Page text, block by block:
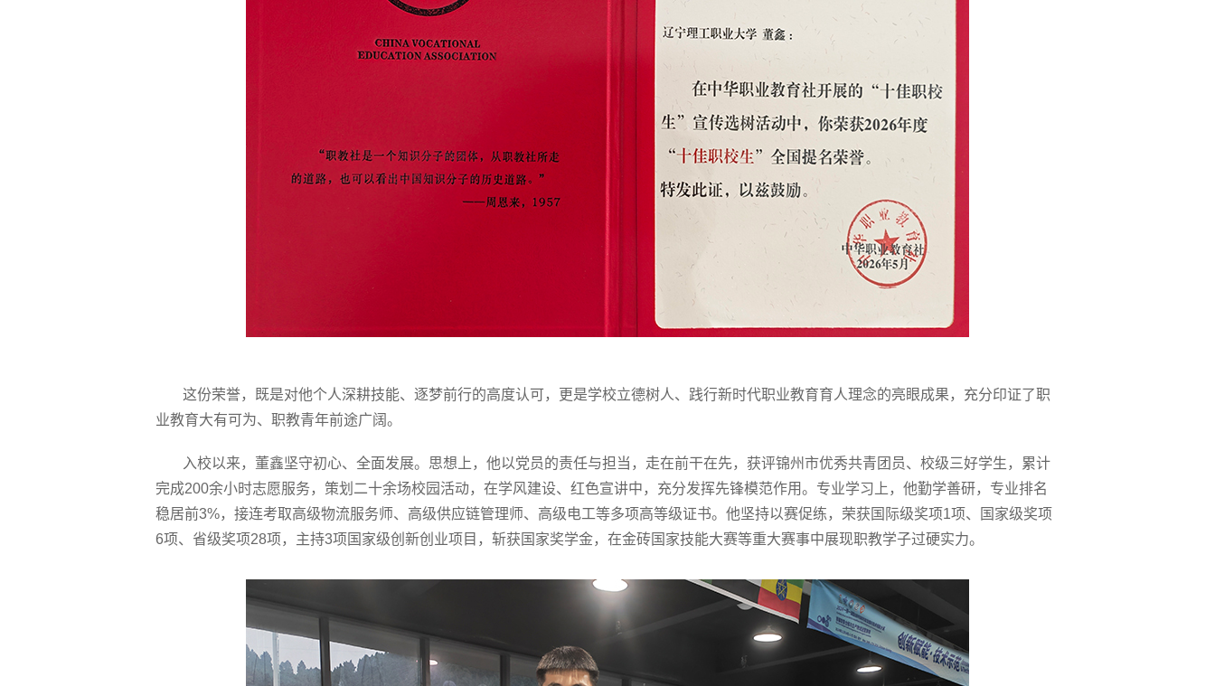
这份荣誉，既是对他个人深耕技能、逐梦前行的高度认可，更是学校立德树人、践行新时代职业教育育人理念的亮眼成果，充分印证了职
业教育大有可为、职教青年前途广阔。
入校以来，董鑫坚守初心、全面发展。思想上，他以党员的责任与担当，走在前干在先，获评锦州市优秀共青团员、校级三好学生，累计
完成200余小时志愿服务，策划二十余场校园活动，在学风建设、红色宣讲中，充分发挥先锋模范作用。专业学习上，他勤学善研，专业排名
稳居前3%，接连考取高级物流服务师、高级供应链管理师、高级电工等多项高等级证书。他坚持以赛促练，荣获国际级奖项1项、国家级奖项
6项、省级奖项28项，主持3项国家级创新创业项目，斩获国家奖学金，在金砖国家技能大赛等重大赛事中展现职教学子过硬实力。